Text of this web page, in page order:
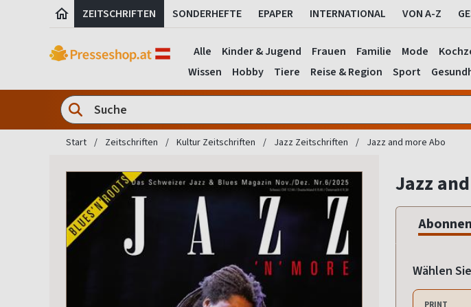
ZEITSCHRIFTEN SONDERHEFTE EPAPER INTERNATIONAL VON A-Z
Alle Kinder & Jugend Frauen Familie Mode
Wissen
Hobby Tiere Reise & Region Sport
Start Zeitschriften Kultur Zeitschriften Jazz Zeitschriften Jazz and more Abo
Jazz
Wählen
PRINT